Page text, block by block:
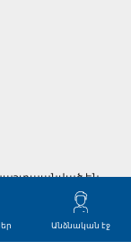
Անձնական էջ
պաշտպանված են